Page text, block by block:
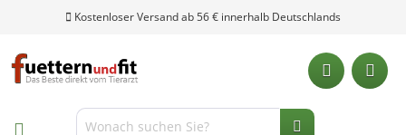
Kostenloser Versand ab 56 € innerhalb Deutschlands